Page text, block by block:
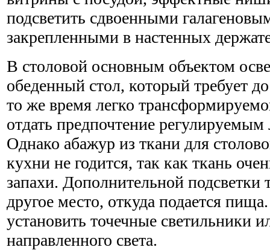
подсветить сдвоенными
закрепленными в настенных
В столовой основным объектом
обеденный стол, который требует
то же время легко
отдать предпочтение
Однако абажур из ткани для
кухни не годится, так как ткань
запахи. Дополнительной подсветки
другое место, откуда подается
установить точечные светильники
направленного света.